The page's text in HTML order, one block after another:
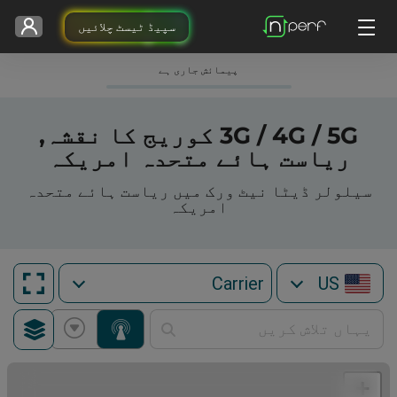
سپیڈ ٹیسٹ چلائیں
پیمائش جاری ہے
3G / 4G / 5G کوریج کا نقشہ,
ریاست ہائے متحدہ امریکہ
سیلولر ڈیٹا نیٹ ورک میں ریاست ہائے متحدہ
امریکہ
US